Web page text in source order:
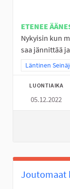
ETENEE
Nykyisin kun
saa jännittää
Rajaa tulokset
Läntinen
LUONTIAIKA
05.12.2022
Joutomaat